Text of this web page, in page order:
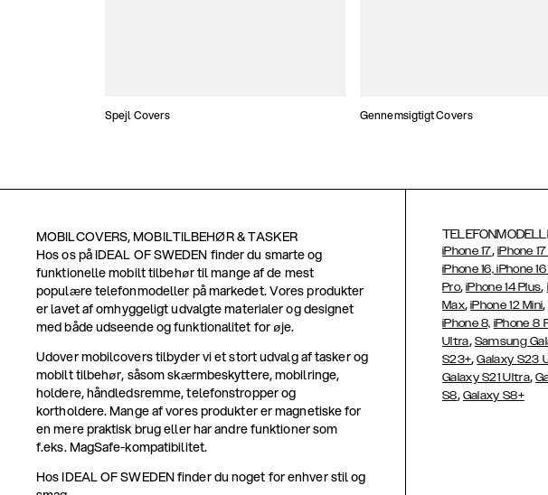
Spejl Covers Gennemsigtigt Covers
MOBILCOVERS, MOBILTILBEHØR & TASKER
Hos os på IDEAL OF SWEDEN finder du smarte og
funktionelle mobilt tilbehør til mange af de mest
populære telefonmodeller på markedet. Vores produkter
er lavet af omhyggeligt udvalgte materialer og designet
med både udseende og funktionalitet for øje.
Udover mobilcovers tilbyder vi et stort udvalg af tasker og
mobilt tilbehør, såsom skærmbeskyttere, mobilringe,
holdere, håndledsremme, telefonstropper og
kortholdere. Mange af vores produkter er magnetiske for
en mere praktisk brug eller har andre funktioner som
f.eks. MagSafe-kompatibilitet.
Hos IDEAL OF SWEDEN finder du noget for enhver stil og
iPhone 17, iPhone
iPhone 16, iPhone
Pro,iPhone 14 Plus,
Max,iPhone 12 Mini,
iPhone 8, iPhone 8
Ultra, Samsung
S23+,Galaxy S23
Galaxy S21 Ultra,
S8, Galaxy S8+